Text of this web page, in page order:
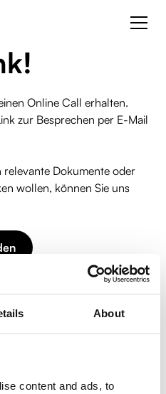
About
content and ads, to
Online Call erhalten.
zur Besprechen per E-Mail
relevante Dokumente oder
wollen, können Sie uns
Dann können Sie